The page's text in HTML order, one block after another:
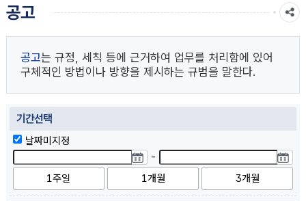
공고
공고는 규정, 세칙 등에 근거하여 업무를 처리함에 있어
구체적인 방법이나 방향을 제시하는 규범을 말한다.
기간선택
날짜미지정
-
1주일
1개월 3개월